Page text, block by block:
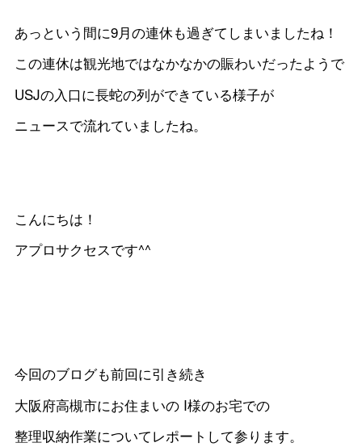
あっという間に9月の連休も過ぎてしまいましたね！
この連休は観光地ではなかなかの賑わいだったようで
USJの入口に長蛇の列ができている様子が
ニュースで流れていましたね。
こんにちは！
アプロサクセスです^^
今回のブログも前回に引き続き
大阪府高槻市にお住まいの I様のお宅での
整理収納作業についてレポートして参ります。